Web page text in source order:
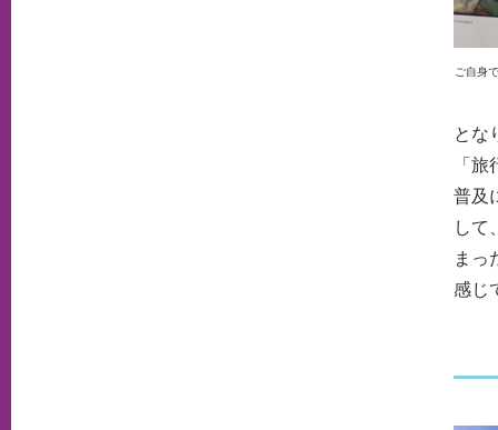
ご自身
とな
「
普及
して
まっ
感じ